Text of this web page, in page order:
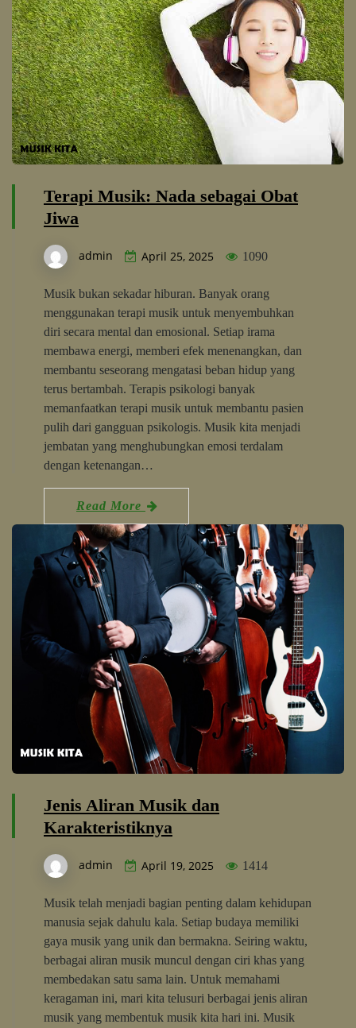
Terapi Musik: Nada sebagai Obat
Jiwa
admin April 25, 2025 1090
Musik bukan sekadar hiburan. Banyak orang
menggunakan terapi musik untuk menyembuhkan
diri secara mental dan emosional. Setiap irama
membawa energi, memberi efek menenangkan, dan
membantu seseorang mengatasi beban hidup yang
terus bertambah. Terapis psikologi banyak
memanfaatkan terapi musik untuk membantu pasien
pulih dari gangguan psikologis. Musik kita menjadi
jembatan yang menghubungkan emosi terdalam
dengan ketenangan…
Read More
Jenis Aliran Musik dan
Karakteristiknya
admin April 19, 2025 1414
Musik telah menjadi bagian penting dalam kehidupan
manusia sejak dahulu kala. Setiap budaya memiliki
gaya musik yang unik dan bermakna. Seiring waktu,
berbagai aliran musik muncul dengan ciri khas yang
membedakan satu sama lain. Untuk memahami
keragaman ini, mari kita telusuri berbagai jenis aliran
musik yang membentuk musik kita hari ini. Musik